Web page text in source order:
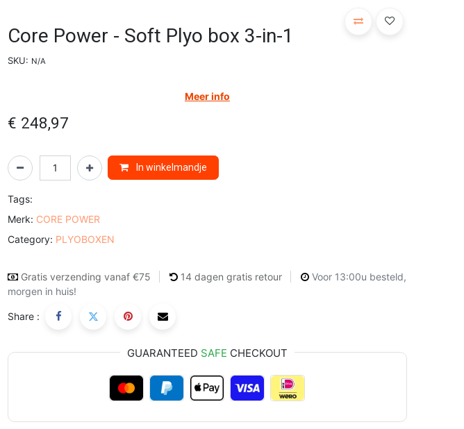
Core Power - Soft Plyo box 3-in-1
SKU: N/A
Meer info
€ 248,97
In winkelmandje
Tags:
Merk: CORE POWER
Category: PLYOBOXEN
Gratis verzending vanaf €75 14 dagen gratis retour
Voor 13:00u besteld,
morgen in huis!
Share :
GUARANTEED SAFE CHECKOUT